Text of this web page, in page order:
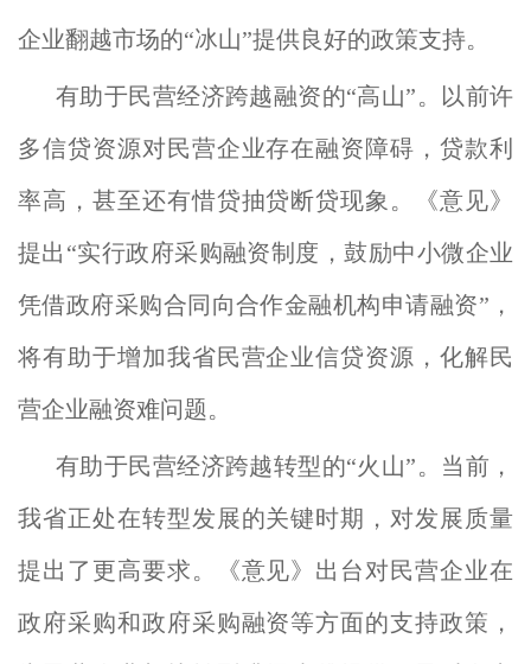
企业翻越市场的“冰山”提供良好的政策支持。
有助于民营经济跨越融资的“高山”。以前许
多信贷资源对民营企业存在融资障碍，贷款利
率高，甚至还有惜贷抽贷断贷现象。《意见》
提出“实行政府采购融资制度，鼓励中小微企业
凭借政府采购合同向合作金融机构申请融资”，
将有助于增加我省民营企业信贷资源，化解民
营企业融资难问题。
有助于民营经济跨越转型的“火山”。当前，
我省正处在转型发展的关键时期，对发展质量
提出了更高要求。《意见》出台对民营企业在
政府采购和政府采购融资等方面的支持政策，